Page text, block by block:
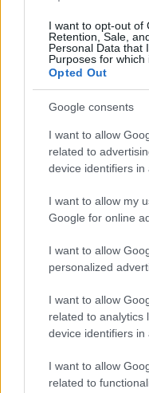
I want to opt-out of
Retention, Sale,
Personal Data that
Purposes for which
Opted Out
Google consents
I want to allow
related to
device identifiers in
I want to allow my
Google for online
I want to allow
personalized
I want to allow
related to analytics
device identifiers in
I want to allow
related to
Urblík újabb
ütötte ki a ZTE-t
Erős Gábor együttese
döntetlent követően
MLSZ módosította a
Az NB I-et, az NB II-t és